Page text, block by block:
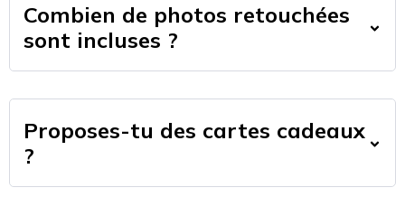
Combien de photos retouchées
sont incluses ?
Proposes-tu des cartes cadeaux
?